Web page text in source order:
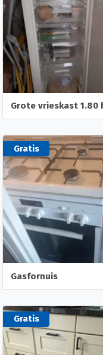
Gratis
Gasfornuis
Gratis